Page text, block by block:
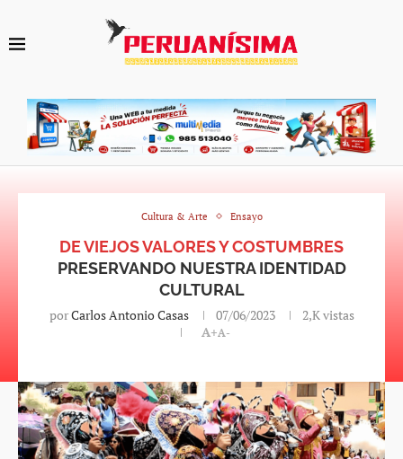
Cultura & Arte Ensayo
DE VIEJOS VALORES Y COSTUMBRES
PRESERVANDO NUESTRA IDENTIDAD
CULTURAL
porCarlos Antonio Casas 07/06/2023 2,Kvistas
A+A-